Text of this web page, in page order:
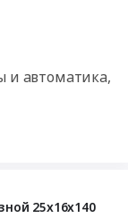
и автоматика,
25х16х140